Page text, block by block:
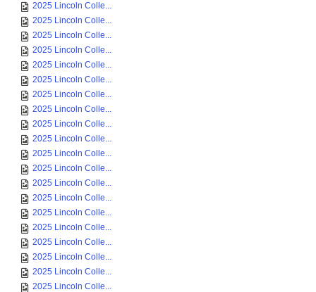
2025 Lincoln Colle...
2025 Lincoln Colle...
2025 Lincoln Colle...
2025 Lincoln Colle...
2025 Lincoln Colle...
2025 Lincoln Colle...
2025 Lincoln Colle...
2025 Lincoln Colle...
2025 Lincoln Colle...
2025 Lincoln Colle...
2025 Lincoln Colle...
2025 Lincoln Colle...
2025 Lincoln Colle...
2025 Lincoln Colle...
2025 Lincoln Colle...
2025 Lincoln Colle...
2025 Lincoln Colle...
2025 Lincoln Colle...
2025 Lincoln Colle...
2025 Lincoln Colle...